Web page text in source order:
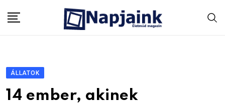
ÁLLATOK
14 ember, akinek